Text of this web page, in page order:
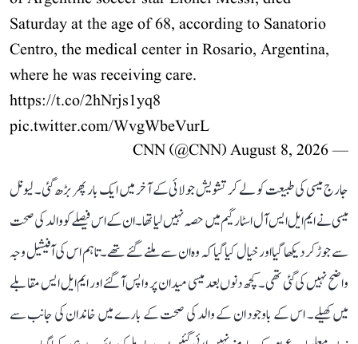
Saturday at the age of 68, according to Sanatorio
Centro, the medical center in Rosario, Argentina,
where he was receiving care.
https://t.co/2hNrjs1yq8
pic.twitter.com/WvgWbeVurL
— CNN (@CNN)
August 8, 2026
جارج میسی کی طبیعت کو لے کر تشویش جولائی کے آخر میں ایک بار پھر بڑھ گئی۔ لیونل
میسی نے ایم ایل ایس آل اسٹار گیم میں حصہ نہیں لیا تھا۔ ان کے اس فیصلے کو والد کی صحت
سے جوڑ کر دیکھا گیا اور خیال کیا گیا کہ وہ ان سے ملنے گئے تھے۔ تاہم اس کی آفیشیل وجہ
واضح نہیں کی گئی تھی۔ کچھ دنوں بعد میسی میدان پر واپس آ گئے اور ایم ایل ایس مقابلے
میں کھیلے۔ اس کے باوجود ان کے والد کی صحت کے بارے میں خاندان کی جانب سے